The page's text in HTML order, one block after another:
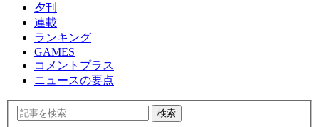
夕刊
連載
ランキング
GAMES
コメントプラス
ニュースの要点